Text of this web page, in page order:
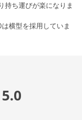
持ち運びが楽になりま
横型を採用していま
5.0